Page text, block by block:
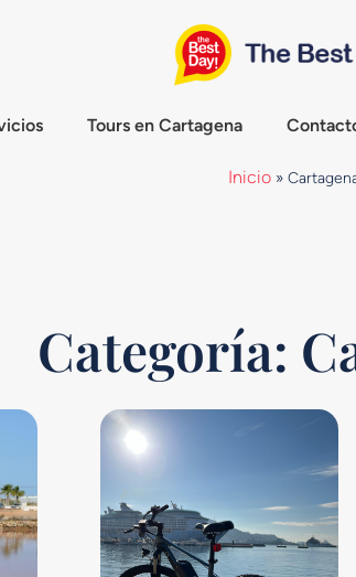
Tours en Cartagena
Inicio»
Categoría: